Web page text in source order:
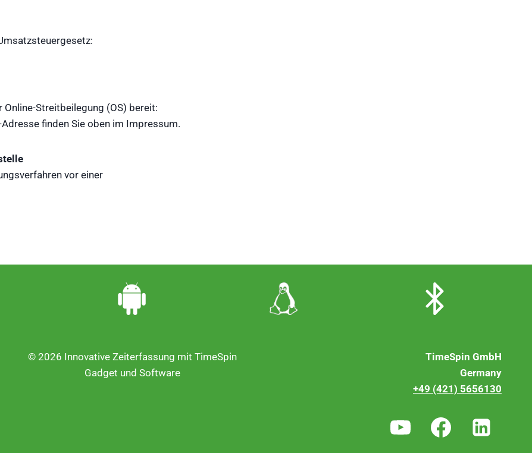
Streitbeilegung (OS) bereit:
Adresse finden Sie oben im Impressum.
vor einer
© 2026 Innovative Zeiterfassung mit TimeSpin
Gadget und Software
TimeSpin GmbH
Germany
+49 (421) 5656130